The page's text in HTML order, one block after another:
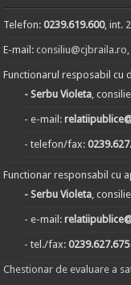
Telefon:0239.619.600, int.
E-mail:consiliu@cjbraila.ro
Functionarul resposabil
- Serbu Violeta,
- e-mail:
- telefon/fax:
Functionar responsabil cu
- Serbu Violeta,
- e-mail:
- tel./fax:0239.627.675
Chestionar de evaluare a